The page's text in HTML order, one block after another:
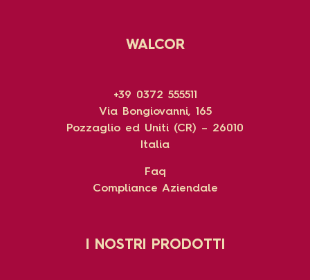
WALCOR
+39 0372 555511
Via Bongiovanni, 165
Pozzaglio ed Uniti (CR) – 26010
Italia
Faq
Compliance Aziendale
I NOSTRI PRODOTTI